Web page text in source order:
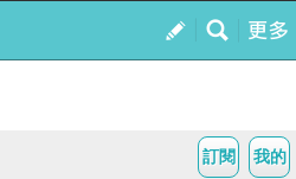
我的
訂閱